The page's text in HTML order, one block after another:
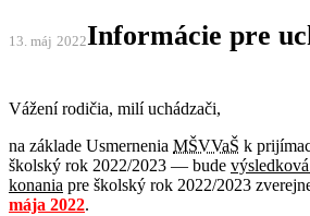
13. máj 2022Informácie pre
Vážení rodičia, milí uchádzači,
na základe Usmernenia MŠVVaŠ k
školský rok 2022/2023 — bude
konania pre školský rok 2022/2023
mája 2022.